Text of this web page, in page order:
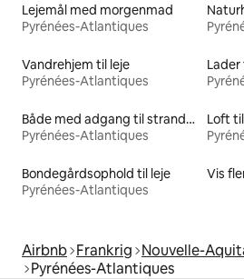
Lejemål med morgenmad
Pyrénées-Atlantiques
Vandrehjem til leje
Pyrénées-Atlantiques
Lader
Både med adgang til stranden til leje
Pyrénées-Atlantiques
Loft
Bondegårdsophold til leje
Pyrénées-Atlantiques
Vis
Airbnb Frankrig Nouvelle-
Pyrénées-Atlantiques